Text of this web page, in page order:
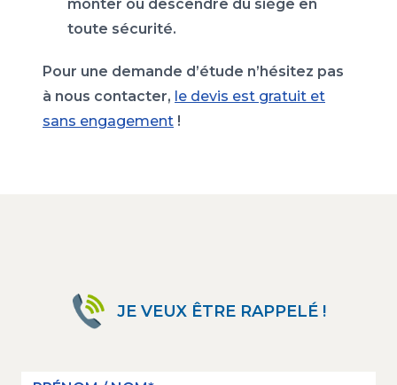
monter ou descendre du siège en
toute sécurité.
Pour une demande d’étude n’hésitez pas
à nous contacter, le devis est gratuit et
sans engagement !
JE VEUX ÊTRE RAPPELÉ !